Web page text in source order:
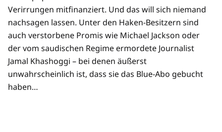
Verirrungen mitfinanziert. Und das will sich niemand
nachsagen lassen. Unter den Haken-Besitzern sind
auch verstorbene Promis wie Michael Jackson oder
der vom saudischen Regime ermordete Journalist
Jamal Khashoggi – bei denen äußerst
unwahrscheinlich ist, dass sie das Blue-Abo gebucht
haben…